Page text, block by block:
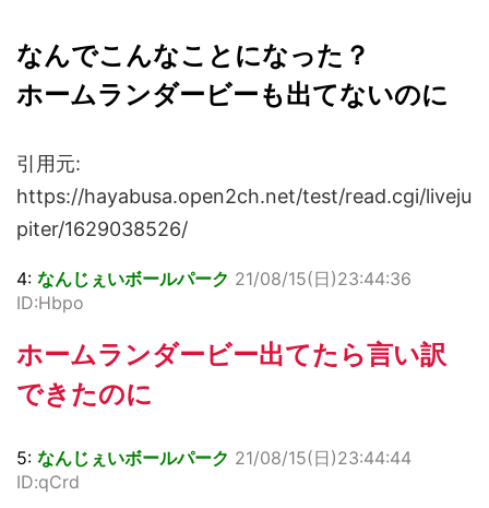
なんでこんなことになった？
ホームランダービーも出てないのに
引用元:
https://hayabusa.open2ch.net/test/read.cgi/liveju
piter/1629038526/
4: なんじぇいボールパーク 21/08/15(日)23:44:36
ID:Hbpo
ホームランダービー出てたら言い訳
できたのに
5: なんじぇいボールパーク 21/08/15(日)23:44:44
ID:qCrd